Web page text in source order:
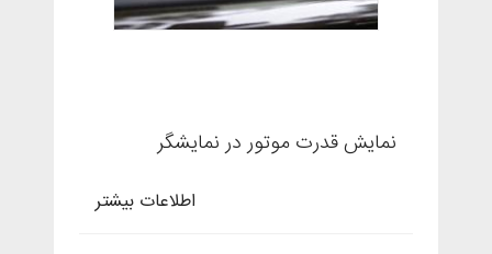
نمایش قدرت موتور در نمایشگر
اطلاعات بیشتر